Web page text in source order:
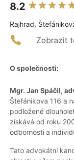
8.2
Rajhrad,
Zobrazit
O společnosti:
Mgr. Jan Spáčil,
Štefánikova 116 a
podložené
získává od roku
odbornosti a
Tato advokátní